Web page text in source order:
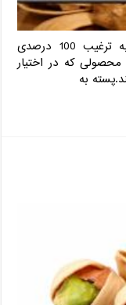
مراکز فروش پسته در چین توانسته اند به ترغیب 100 درصدی
که در اختیار
به